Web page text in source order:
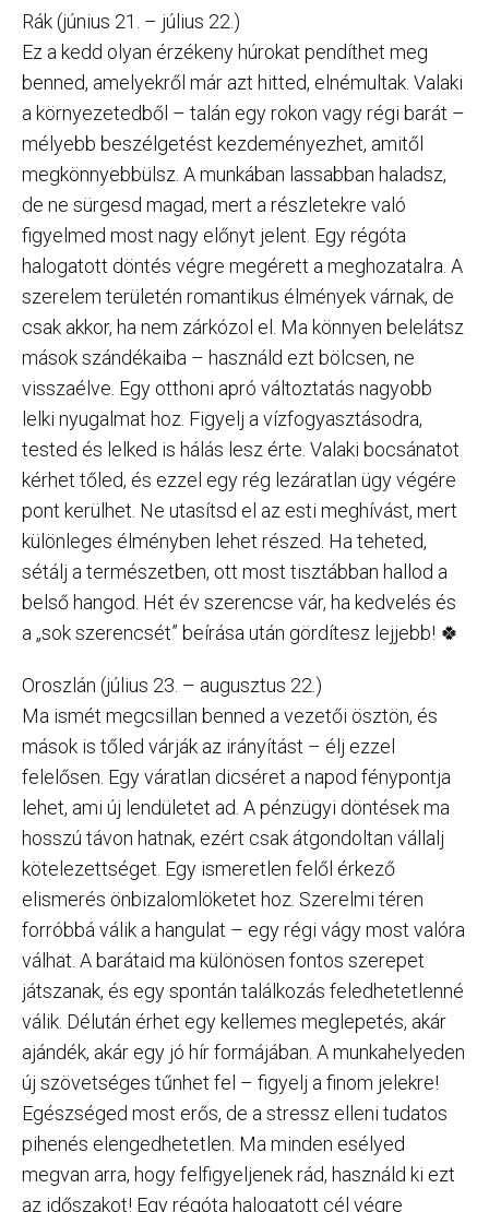
Rák (június 21. – július 22.)
Ez a kedd olyan érzékeny húrokat pendíthet meg
benned, amelyekről már azt hitted, elnémultak. Valaki
a környezetedből – talán egy rokon vagy régi barát –
mélyebb beszélgetést kezdeményezhet, amitől
megkönnyebbülsz. A munkában lassabban haladsz,
de ne sürgesd magad, mert a részletekre való
figyelmed most nagy előnyt jelent. Egy régóta
halogatott döntés végre megérett a meghozatalra. A
szerelem területén romantikus élmények várnak, de
csak akkor, ha nem zárkózol el. Ma könnyen belelátsz
mások szándékaiba – használd ezt bölcsen, ne
visszaélve. Egy otthoni apró változtatás nagyobb
lelki nyugalmat hoz. Figyelj a vízfogyasztásodra,
tested és lelked is hálás lesz érte. Valaki bocsánatot
kérhet tőled, és ezzel egy rég lezáratlan ügy végére
pont kerülhet. Ne utasítsd el az esti meghívást, mert
különleges élményben lehet részed. Ha teheted,
sétálj a természetben, ott most tisztábban hallod a
belső hangod. Hét év szerencse vár, ha kedvelés és
a „sok szerencsét” beírása után gördítesz lejjebb! 🍀
Oroszlán (július 23. – augusztus 22.)
Ma ismét megcsillan benned a vezetői ösztön, és
mások is tőled várják az irányítást – élj ezzel
felelősen. Egy váratlan dicséret a napod fénypontja
lehet, ami új lendületet ad. A pénzügyi döntések ma
hosszú távon hatnak, ezért csak átgondoltan vállalj
kötelezettséget. Egy ismeretlen felől érkező
elismerés önbizalomlöketet hoz. Szerelmi téren
forróbbá válik a hangulat – egy régi vágy most valóra
válhat. A barátaid ma különösen fontos szerepet
játszanak, és egy spontán találkozás feledhetetlenné
válik. Délután érhet egy kellemes meglepetés, akár
ajándék, akár egy jó hír formájában. A munkahelyeden
új szövetséges tűnhet fel – figyelj a finom jelekre!
Egészséged most erős, de a stressz elleni tudatos
pihenés elengedhetetlen. Ma minden esélyed
megvan arra, hogy felfigyeljenek rád, használd ki ezt
az időszakot! Egy régóta halogatott cél végre